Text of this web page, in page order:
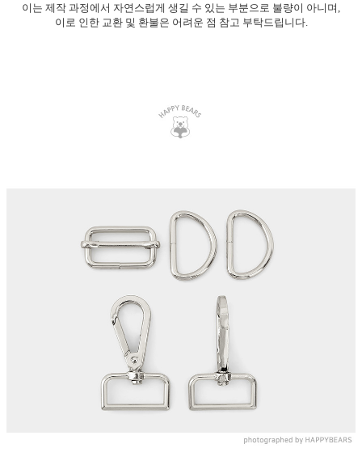
이는 제작 과정에서 자연스럽게 생길 수 있는 부분으로 불량이 아니며,
이로 인한 교환 및 환불은 어려운 점 참고 부탁드립니다.